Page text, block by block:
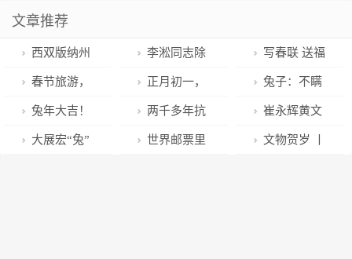
文章推荐
西双版纳州
交通运输综合
行政执法支队
成立
李淞同志除
夕慰问全州公
安交警
写春联 送福
字 庆新春
春节旅游，
广州成热门目
的地！
正月初一，
拜年啦！
兔子：不瞒
你说，我曾经
是验孕棒
兔年大吉！
公大为你送上
两千多年抗
疫历史，详解
崔永辉黄文
辉大年初一看
大展宏“兔” 世界邮票里 文物贺岁 丨